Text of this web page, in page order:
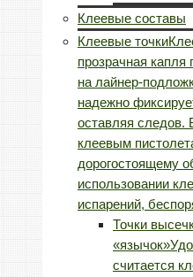
Клеевые составы
Клеевые точки
прозрачная капля
на лайнер-
надежно
оставляя следов.
клеевым
дорогостоящему
использовании
испарений,
Точки
«язычок»
считается